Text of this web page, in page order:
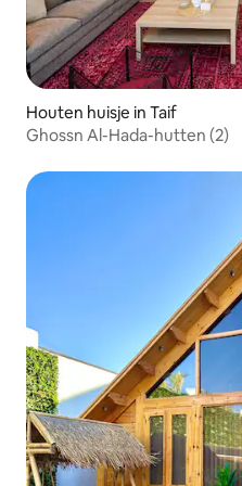
Houten huisje in Taif
Ghossn Al-Hada-hutten (2)